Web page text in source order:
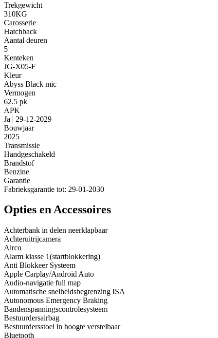
Trekgewicht
310KG
Carosserie
Hatchback
Aantal deuren
5
Kenteken
JG-X05-F
Kleur
Abyss Black mic
Vermogen
62.5 pk
APK
Ja | 29-12-2029
Bouwjaar
2025
Transmissie
Handgeschakeld
Brandstof
Benzine
Garantie
Fabrieksgarantie tot: 29-01-2030
Opties en Accessoires
Achterbank in delen neerklapbaar
Achteruitrijcamera
Airco
Alarm klasse 1(startblokkering)
Anti Blokkeer Systeem
Apple Carplay/Android Auto
Audio-navigatie full map
Automatische snelheidsbegrenzing ISA
Autonomous Emergency Braking
Bandenspanningscontrolesysteem
Bestuurdersairbag
Bestuurdersstoel in hoogte verstelbaar
Bluetooth